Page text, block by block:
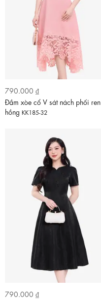
790.000 ₫
Đầm xòe cổ V sát nách phối ren
hồng KK185-32
790.000 ₫